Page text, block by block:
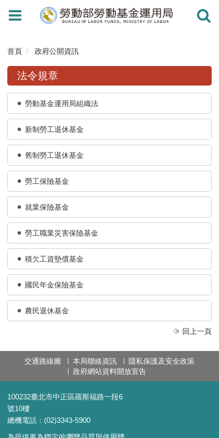
Toggle
navigation
Toggle
首頁 政府公開資訊
法令規章
勞動基金運用局組織法
新制勞工退休基金
舊制勞工退休基金
勞工保險基金
就業保險基金
勞工職業災害保險基金
積欠工資墊償基金
國民年金保險基金
農民退休基金
回上一頁
交通路線圖 本局聯絡資訊
隱私保護及安全政策
政府網站資料開放宣告
100232臺北市中正區羅斯福路一段6
號10樓
總機電話：(02)3343-5900